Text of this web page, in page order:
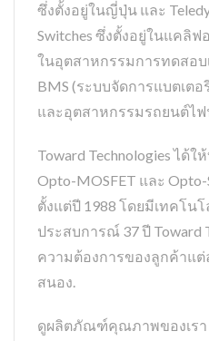
ซึ่งตั้งอยู่ในญี่ปุ่น และ
Switches ซึ่งตั้งอยู่ในแคลิฟ
ในอุตสาหกรรมการทดสอบ
BMS (ระบบจัดการแบตเต
และอุตสาหกรรมรถยนต์ไฟ
Toward Technologies ได้
Opto-MOSFET และ
ตั้งแต่ปี 1988 โดยมีเทคโน
ประสบการณ์ 37 ปี Toward
ความต้องการของลูกค้าแต่
สนอง.
ดูผลิตภัณฑ์คุณภาพของเรา